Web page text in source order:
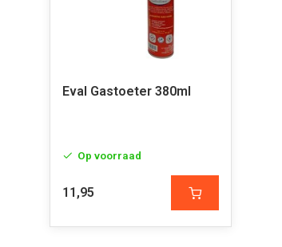
Eval Gastoeter 380ml
Op voorraad
11,95